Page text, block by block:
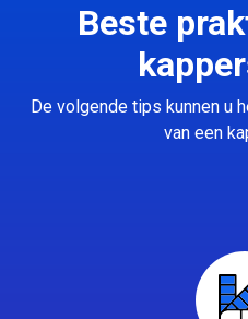
Beste
De volgende tips kunnen u
van een